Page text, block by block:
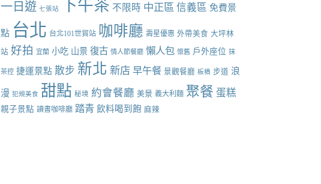
一日遊 七張站 下午茶 不限時 中正區 信義區 免費景
點 台北 台北101世貿站 咖啡廳 壽星優惠 外帶美食 大坪林
站 好拍 宜蘭 小吃 山景 復古 情人節餐廳 懶人包 懷舊 戶外座位 抹
茶控 捷運景點 散步 新北 新店 早午餐 景觀餐廳 板橋 步道 浪
漫 犯規美食 甜點 秘境 約會餐廳 美景 義大利麵 聚餐 蛋糕
親子景點 讀書咖啡廳 踏青 飲料喝到飽 麻辣